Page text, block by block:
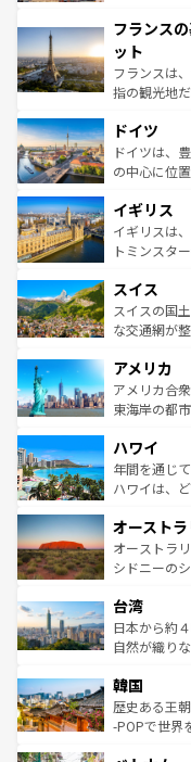
ませてくれ
なお、新着
しい。
文化が根付
れる闘牛、
る。首都マ
アートに溢
せる。地方
ンテンツ一覧
フランス
ット
フランスは
指の観光地
で、幅広い
聖堂、美し
から魅了す
いる。シャ
香り高いラ
らに、パリ
れる地方に
を参照して
ドイツ
ドイツは、
の中心に位
顔を持つこ
ルリンの文
してライン
は、お酒好きな
ドイツ情報は
イギリス
イギリスは
トミンスタ
リアごとに
ティー、ビ
戦など、本
ンツ一覧を
スイス
スイスの国
な交通網が
の建物がそ
博物館もあ
ことができ
ば市内交通費
着のスイス
アメリカ
アメリカ合
東海岸の都
のような巨
ンメントが
西部には大
部のニュー
文化が魅力
しみながら
ならではの贅沢な旅
情報はコン
ハワイ
年間を通じ
ハワイは、
ワイ島は見
島だが、静
おすすめ。
れるおもて
人々、おい
ク、伝統的
ワイを、存分に味わっ
はコンテン
オースト
オーストラ
シドニーの
リアリーフ
ク）、タス
ど、見どこ
いる。アク
ビング、ハ
い。オース
台湾
日本から約
自然が織り
ン）、静ひ
と山間の静
驚きをもた
韓国
歴史ある王
-POPで世界